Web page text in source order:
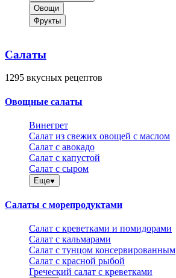
Овощи
Фрукты
Салаты
1295 вкусных рецептов
Овощные салаты
Винегрет
Салат из свежих овощей с маслом
Салат с авокадо
Салат с капустой
Салат с сыром
Еще
Салаты с морепродуктами
Салат с креветками и помидорами
Салат с кальмарами
Салат с тунцом консервированным
Салат с красной рыбой
Греческий салат с креветками